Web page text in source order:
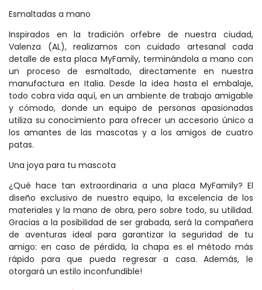
Esmaltadas a mano
Inspirados en la tradición orfebre de nuestra ciudad,
Valenza (AL), realizamos con cuidado artesanal cada
detalle de esta placa MyFamily, terminándola a mano con
un proceso de esmaltado, directamente en nuestra
manufactura en Italia. Desde la idea hasta el embalaje,
todo cobra vida aquí, en un ambiente de trabajo amigable
y cómodo, donde un equipo de personas apasionadas
utiliza su conocimiento para ofrecer un accesorio único a
los amantes de las mascotas y a los amigos de cuatro
patas.
Una joya para tu mascota
¿Qué hace tan extraordinaria a una placa MyFamily? El
diseño exclusivo de nuestro equipo, la excelencia de los
materiales y la mano de obra, pero sobre todo, su utilidad.
Gracias a la posibilidad de ser grabada, será la compañera
de aventuras ideal para garantizar la seguridad de tu
amigo: en caso de pérdida, la chapa es el método más
rápido para que pueda regresar a casa. Además, le
otorgará un estilo inconfundible!